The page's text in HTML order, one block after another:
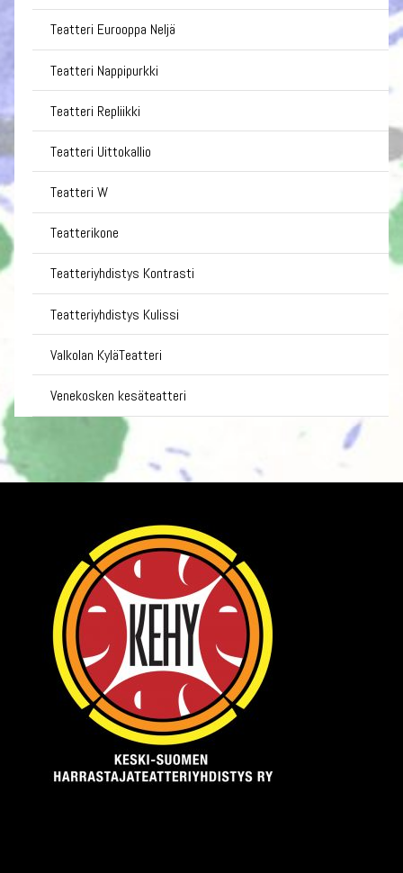
Teatteri Eurooppa Neljä
Teatteri Nappipurkki
Teatteri Repliikki
Teatteri Uittokallio
Teatteri W
Teatterikone
Teatteriyhdistys Kontrasti
Teatteriyhdistys Kulissi
Valkolan KyläTeatteri
Venekosken kesäteatteri